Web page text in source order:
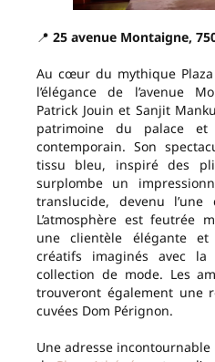
📍 25 avenue Montaigne,
Au cœur du mythique Plaza
l’élégance de l’avenue
Patrick Jouin et Sanjit
patrimoine du palace
contemporain. Son
tissu bleu, inspiré des
surplombe un
translucide, devenu
L’atmosphère est feutrée
une clientèle élégante
créatifs imaginés avec la
collection de mode. Les
trouveront également une
cuvées Dom Pérignon.
Une adresse